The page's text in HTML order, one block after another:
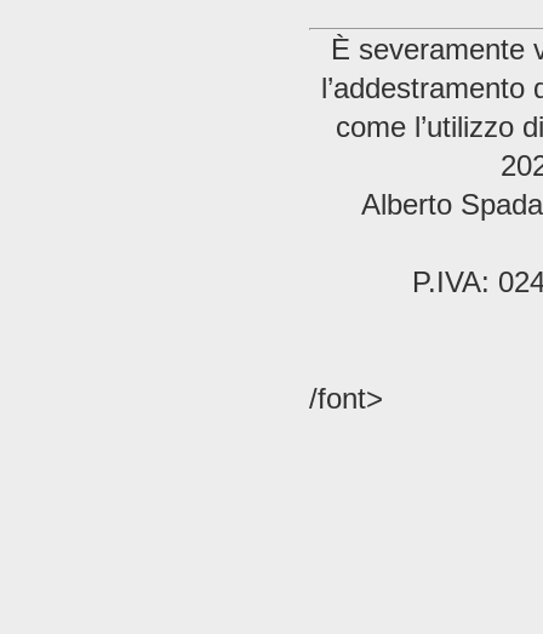
È severamente
come l’utilizzo
Alberto
P.IVA:
/font>